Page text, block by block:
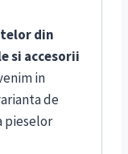
din
si accesorii
in
de
pieselor